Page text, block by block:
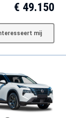
€ 49.150
mij